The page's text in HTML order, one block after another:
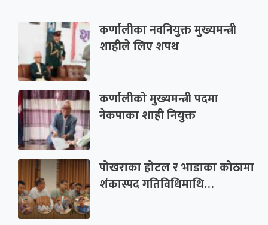
कर्णालीका नवनियुक्त मुख्यमन्त्री
शाहीले लिए शपथ
कर्णालीको मुख्यमन्त्री पदमा
नेकपाका शाही नियुक्त
पोखराका होटल र भाडाका कोठामा
शंकास्पद गतिविधिमाथि…